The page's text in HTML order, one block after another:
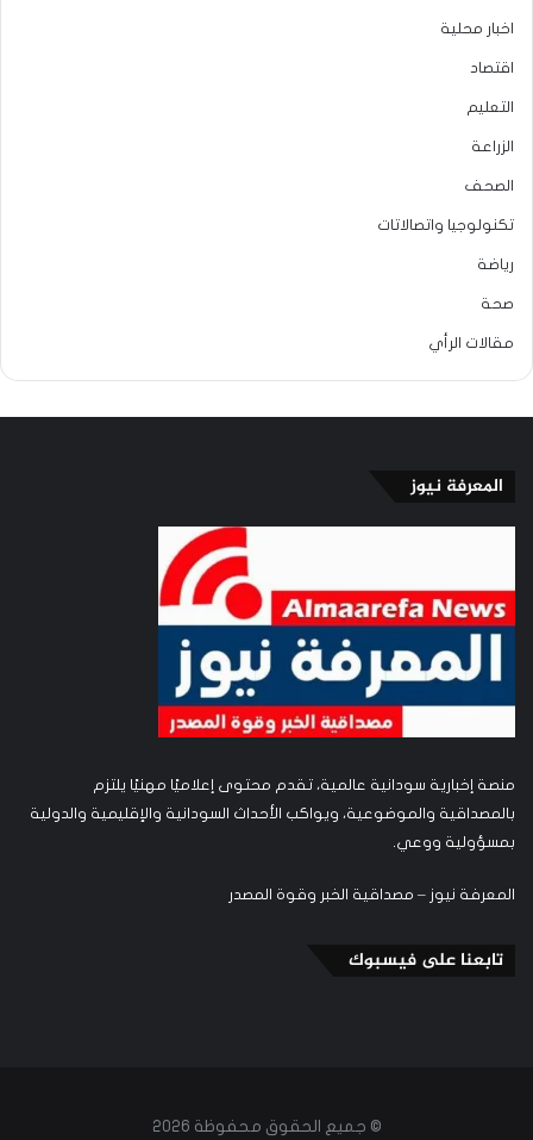
اخبار محلية
اقتصاد
التعليم
الزراعة
الصحف
تكنولوجيا واتصالاتات
رياضة
صحة
مقالات الرأي
المعرفة نيوز
منصة إخبارية سودانية عالمية، تقدم محتوى إعلاميًا مهنيًا يلتزم
بالمصداقية والموضوعية، ويواكب الأحداث السودانية والإقليمية والدولية
بمسؤولية ووعي.
المعرفة نيوز – مصداقية الخبر وقوة المصدر
تابعنا على فيسبوك
© جميع الحقوق محفوظة 2026